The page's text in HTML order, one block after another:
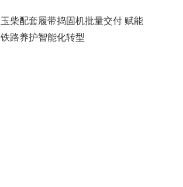
玉柴配套履带捣固机批量交付 赋能
铁路养护智能化转型